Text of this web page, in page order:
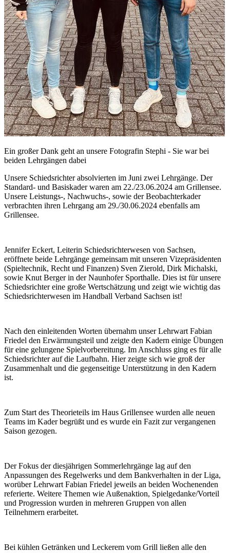
Ein großer Dank geht an unsere Fotografin Stephi - Sie war bei
beiden Lehrgängen dabei
Unsere Schiedsrichter absolvierten im Juni zwei Lehrgänge. Der
Standard- und Basiskader waren am 22./23.06.2024 am Grillensee.
Unsere Leistungs-, Nachwuchs-, sowie der Beobachterkader
verbrachten ihren Lehrgang am 29./30.06.2024 ebenfalls am
Grillensee.
Jennifer Eckert, Leiterin Schiedsrichterwesen von Sachsen,
eröffnete beide Lehrgänge gemeinsam mit unseren Vizepräsidenten
(Spieltechnik, Recht und Finanzen) Sven Zierold, Dirk Michalski,
sowie Knut Berger in der Naunhofer Sporthalle. Dies ist für unsere
Schiedsrichter eine große Wertschätzung und zeigt wie wichtig das
Schiedsrichterwesen im Handball Verband Sachsen ist!
Nach den einleitenden Worten übernahm unser Lehrwart Fabian
Friedel den Erwärmungsteil und zeigte den Kadern einige Übungen
für eine gelungene Spielvorbereitung. Im Anschluss ging es für alle
Schiedsrichter auf die Laufbahn. Hier zeigte sich wie groß der
Zusammenhalt und die gegenseitige Unterstützung in den Kadern
ist.
Zum Start des Theorieteils im Haus Grillensee wurden alle neuen
Teams im Kader begrüßt und es wurde ein Fazit zur vergangenen
Saison gezogen.
Der Fokus der diesjährigen Sommerlehrgänge lag auf den
Anpassungen des Regelwerks und dem Bankverhalten in der Liga,
worüber Lehrwart Fabian Friedel jeweils an beiden Wochenenden
referierte. Weitere Themen wie Außenaktion, Spielgedanke/Vorteil
und Progression wurden in mehreren Gruppen von allen
Teilnehmern erarbeitet.
Bei kühlen Getränken und Leckerem vom Grill ließen alle den